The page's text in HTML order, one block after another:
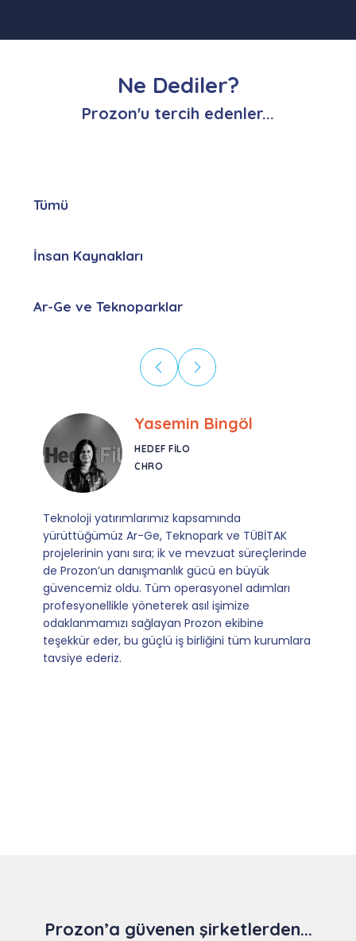
Ne Dediler?
Prozon'u tercih edenler...
Tümü
İnsan Kaynakları
Ar-Ge ve Teknoparklar
Ebru Kural
CORESYS
SATIŞ YÖNETICISI
Mevzuata uyum, başvuru ve izleme adımlarında
sağladıkları kusursuz yönlendirme sayesinde artık
operasyonlarımızı sıfır kaygı ve tam güvenle
yürütüyoruz. İş birliğimizi bizim için asıl değerli
kılan ise; ihtiyaç duyduğumuz her an ulaşılabilir
olmaları ve sorularımıza aldığımız hızlı geri
dönüşler.
Prozon’a güvenen şirketlerden...